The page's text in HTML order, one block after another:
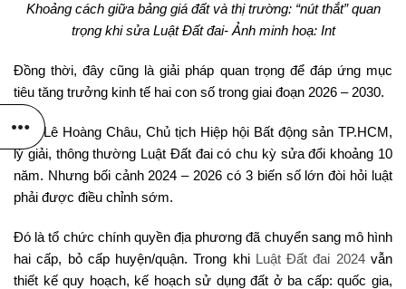
Khoảng cách giữa bảng giá đất và thị trường: “nút thắt” quan
trọng khi sửa Luật Đất đai- Ảnh minh hoạ: Int
Đồng thời, đây cũng là giải pháp quan trọng để đáp ứng mục
tiêu tăng trưởng kinh tế hai con số trong giai đoạn 2026 – 2030.
Ông Lê Hoàng Châu, Chủ tịch Hiệp hội Bất động sản TP.HCM,
lý giải, thông thường Luật Đất đai có chu kỳ sửa đổi khoảng 10
năm. Nhưng bối cảnh 2024 – 2026 có 3 biến số lớn đòi hỏi luật
phải được điều chỉnh sớm.
Đó là tổ chức chính quyền địa phương đã chuyển sang mô hình
hai cấp, bỏ cấp huyện/quận. Trong khiLuật Đất đai 2024vẫn
thiết kế quy hoạch, kế hoạch sử dụng đất ở ba cấp: quốc gia,